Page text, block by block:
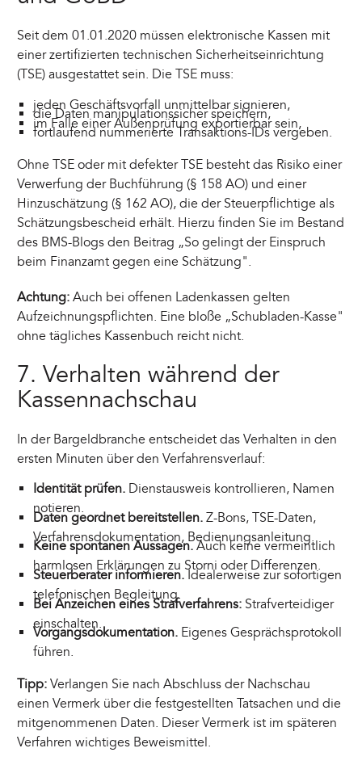
Seit dem 01.01.2020 müssen elektronische Kassen mit
einer zertifizierten technischen Sicherheitseinrichtung
(TSE) ausgestattet sein. Die TSE muss:
jeden Geschäftsvorfall unmittelbar signieren,
die Daten manipulationssicher speichern,
im Falle einer Außenprüfung exportierbar sein,
fortlaufend nummerierte Transaktions-IDs vergeben.
Ohne TSE oder mit defekter TSE besteht das Risiko einer
Verwerfung der Buchführung (§ 158 AO) und einer
Hinzuschätzung (§ 162 AO), die der Steuerpflichtige als
Schätzungsbescheid erhält. Hierzu finden Sie im Bestand
des BMS-Blogs den Beitrag „So gelingt der Einspruch
beim Finanzamt gegen eine Schätzung".
Achtung: Auch bei offenen Ladenkassen gelten
Aufzeichnungspflichten. Eine bloße „Schubladen-Kasse"
ohne tägliches Kassenbuch reicht nicht.
7. Verhalten während der
Kassennachschau
In der Bargeldbranche entscheidet das Verhalten in den
ersten Minuten über den Verfahrensverlauf:
Identität prüfen.Dienstausweis kontrollieren, Namen
notieren.
Daten geordnet bereitstellen.Z-Bons, TSE-Daten,
Verfahrensdokumentation, Bedienungsanleitung.
Keine spontanen Aussagen.Auch keine vermeintlich
harmlosen Erklärungen zu Storni oder Differenzen.
Steuerberater informieren.Idealerweise zur sofortigen
telefonischen Begleitung.
Bei Anzeichen eines Strafverfahrens:Strafverteidiger
einschalten.
Vorgangsdokumentation.Eigenes Gesprächsprotokoll
führen.
Tipp: Verlangen Sie nach Abschluss der Nachschau
einen Vermerk über die festgestellten Tatsachen und die
mitgenommenen Daten. Dieser Vermerk ist im späteren
Verfahren wichtiges Beweismittel.